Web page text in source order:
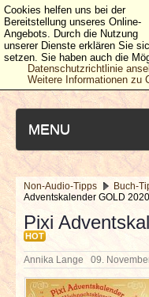
MENU
NEUESTE
NEWS & DATES
BERICHTE
Non-Audio-Tipps Buch-
Adventskalender GOLD 2020
Pixi
HOT
Annika Lange 09.
Cookies helfen uns bei der
Bereitstellung unseres Online-
Angebots. Durch die Nutzung
unserer Dienste erklären Sie
setzen. Sie haben auch die
Datenschutzrichtlinie
Weitere Informationen zu